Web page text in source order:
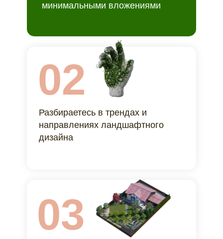
минимальными вложениями
Разбираетесь в трендах и
направлениях ландшафтного
дизайна
02
03